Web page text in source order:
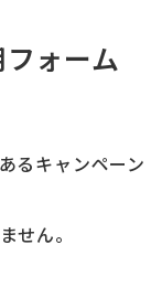
ォーム
るキャンペーン
せん。